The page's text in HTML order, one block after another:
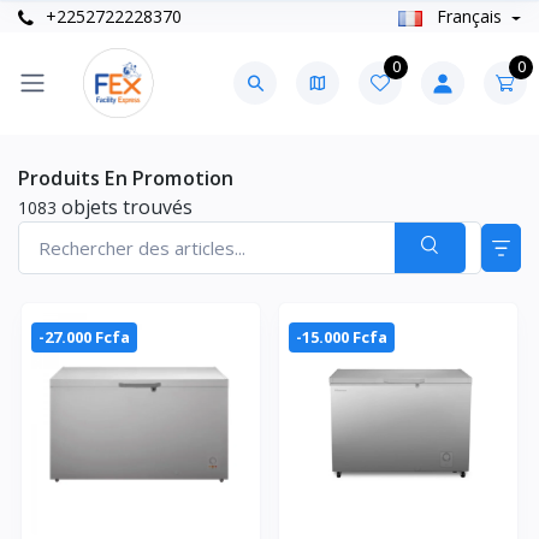
+2252722228370 Français
0 0
Produits En Promotion
1083 objets trouvés
-27.000 Fcfa -15.000 Fcfa